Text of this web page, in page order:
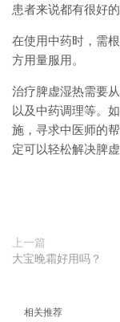
患者来说都有很好
在使用中药时，需
方用量服用。
治疗脾虚湿热需要
以及中药调理等。
施，寻求中医师的
定可以轻松解决脾
上一篇
大宝晚霜好用吗？
相关推荐